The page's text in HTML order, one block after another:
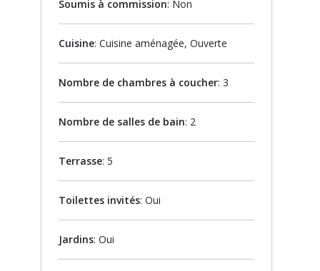
Soumis à commission: Non
Cuisine: Cuisine aménagée, Ouverte
Nombre de chambres à coucher: 3
Nombre de salles de bain: 2
Terrasse: 5
Toilettes invités: Oui
Jardins: Oui